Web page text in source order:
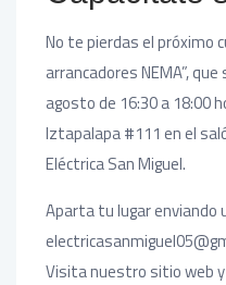
No te pierdas el próximo
arrancadores NEMA”,
agosto de 16:30 a 18:00
Iztapalapa #111 en el
Eléctrica San Miguel.
Aparta tu lugar enviando
Visita nuestro sitio web